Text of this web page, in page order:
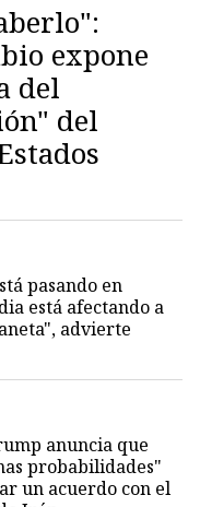
expone
del
del
pasando en
está afectando a
advierte
anuncia que
probabilidades"
un acuerdo con el